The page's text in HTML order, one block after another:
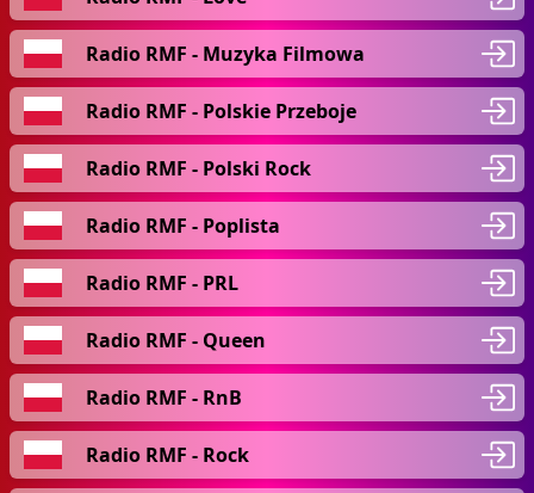
Radio RMF - Muzyka Filmowa
Radio RMF - Polskie Przeboje
Radio RMF - Polski Rock
Radio RMF - Poplista
Radio RMF - PRL
Radio RMF - Queen
Radio RMF - RnB
Radio RMF - Rock